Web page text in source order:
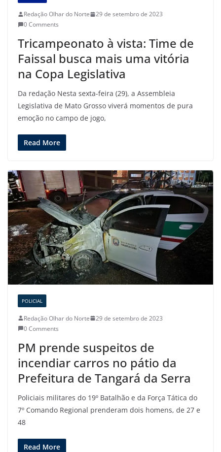
Redação Olhar do Norte
29 de setembro de 2023
0 Comments
Tricampeonato à vista: Time de
Faissal busca mais uma vitória
na Copa Legislativa
Da redação Nesta sexta-feira (29), a Assembleia
Legislativa de Mato Grosso viverá momentos de pura
emoção no campo de jogo,
Read More
POLICIAL
Redação Olhar do Norte
29 de setembro de 2023
0 Comments
PM prende suspeitos de
incendiar carros no pátio da
Prefeitura de Tangará da Serra
Policiais militares do 19º Batalhão e da Força Tática do
7º Comando Regional prenderam dois homens, de 27 e
48
Read More